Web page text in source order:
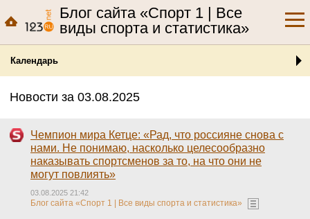
Блог сайта «Спорт 1 | Все
виды спорта и статистика»
Календарь
Новости за 03.08.2025
Чемпион мира Кетце: «Рад, что россияне снова с
нами. Не понимаю, насколько целесообразно
наказывать спортсменов за то, на что они не
могут повлиять»
03.08.2025 21:42
Блог сайта «Спорт 1 | Все виды спорта и статистика»